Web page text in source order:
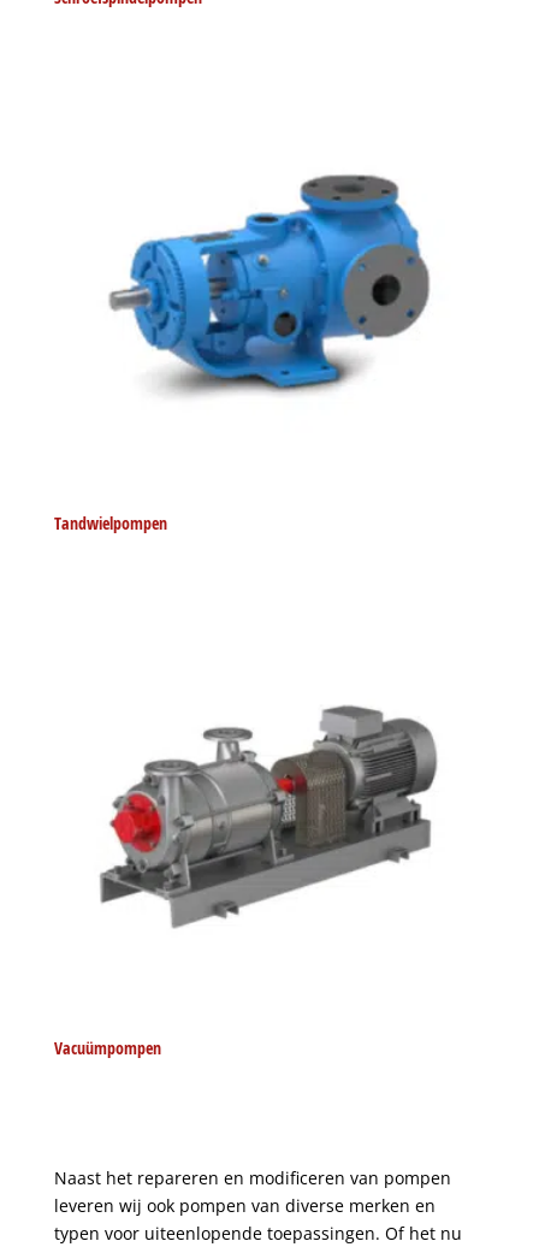
Tandwielpompen
Vacuümpompen
Naast het repareren en modificeren van pompen
leveren wij ook pompen van diverse merken en
typen voor uiteenlopende toepassingen. Of het nu